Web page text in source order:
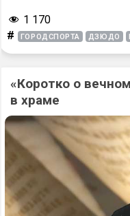
1 170
# ГОРОДСПОРТА ДЗЮДО
«Коротко о
в храме